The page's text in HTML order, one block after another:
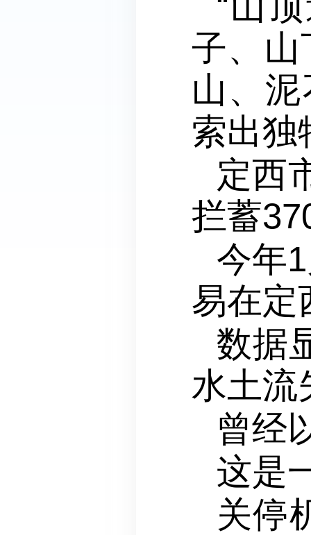
子、山
山、
索出独
定西
拦蓄
今年
易在定
数据
水土流
曾经
这是
关停